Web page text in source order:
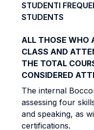
STUDENTI
STUDENTS
ALL THOSE WHO
CLASS AND
THE TOTAL
CONSIDERED
The internal
assessing four
and speaking, as
certifications.